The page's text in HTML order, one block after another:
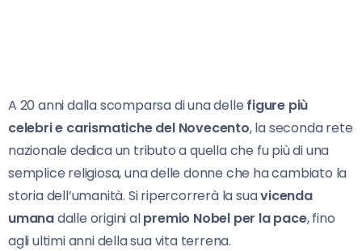
A 20 anni dalla scomparsa di una delle figure più
celebri e carismatiche del Novecento, la seconda rete
nazionale dedica un tributo a quella che fu più di una
semplice religiosa, una delle donne che ha cambiato la
storia dell’umanità. Si ripercorrerà la suavicenda
umanadalle origini alpremio Nobel per la pace, fino
agli ultimi anni della sua vita terrena.